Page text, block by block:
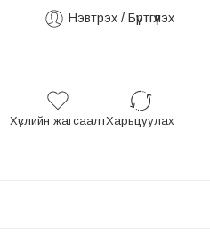
Нэвтрэх / Бүртгүүлэх
Хүслийн жагсаалтХарьцуулах